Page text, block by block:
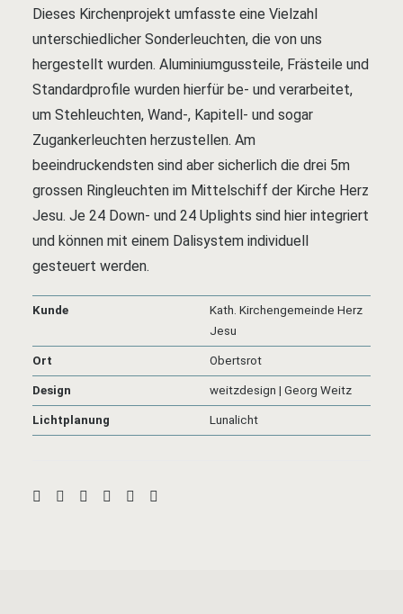
Dieses Kirchenprojekt umfasste eine Vielzahl
unterschiedlicher Sonderleuchten, die von uns
hergestellt wurden. Aluminiumgussteile, Frästeile und
Standardprofile wurden hierfür be- und verarbeitet,
um Stehleuchten, Wand-, Kapitell- und sogar
Zugankerleuchten herzustellen. Am
beeindruckendsten sind aber sicherlich die drei 5m
grossen Ringleuchten im Mittelschiff der Kirche Herz
Jesu. Je 24 Down- und 24 Uplights sind hier integriert
und können mit einem Dalisystem individuell
gesteuert werden.
Kunde
Kath. Kirchengemeinde Herz
Jesu
Ort Obertsrot
Design weitzdesign | Georg Weitz
Lichtplanung Lunalicht